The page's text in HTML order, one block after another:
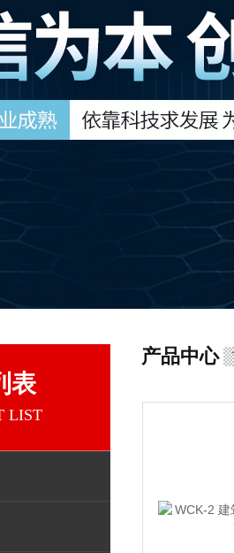
表
LIST
产品中心